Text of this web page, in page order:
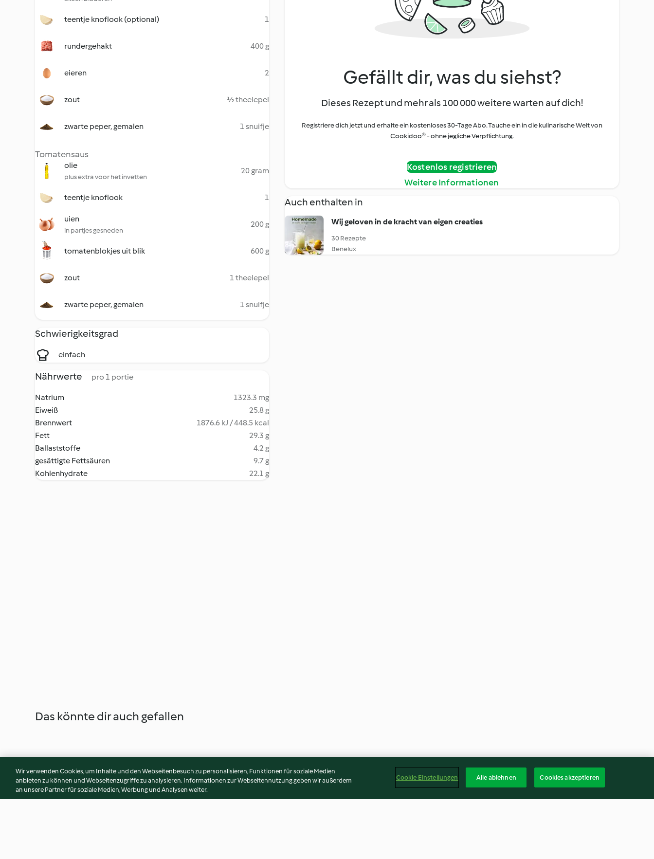
teentje knoflook (optional) 1
rundergehakt 400 g
eieren 2
zout ½ theelepel
zwarte peper, gemalen 1 snuifje
Tomatensaus
olie
plus extra voor het invetten
20 gram
teentje knoflook 1
uien
in partjes gesneden
200 g
tomatenblokjes uit blik 600 g
zout 1 theelepel
zwarte peper, gemalen 1 snuifje
Schwierigkeitsgrad
einfach
Nährwerte pro 1 portie
Natrium
1323.3 mg
Eiweiß
25.8 g
Brennwert
1876.6 kJ / 448.5 kcal
Fett
29.3 g
Ballaststoffe
4.2 g
gesättigte Fettsäuren
9.7 g
Kohlenhydrate
22.1 g
Gefällt dir, was du siehst?
Dieses Rezept und mehr als 100 000 weitere warten auf dich!
Registriere dich jetzt und erhalte ein kostenloses 30-Tage Abo. Tauche ein in die kulinarische Welt von
Cookidoo® - ohne jegliche Verpflichtung.
Kostenlos registrieren
Weitere Informationen
Auch enthalten in
Wij geloven in de kracht van eigen creaties
30 Rezepte
Benelux
Das könnte dir auch gefallen
Wir verwenden Cookies, um Inhalte und den Webseitenbesuch zu personalisieren, Funktionen für soziale Medien
anbieten zu können und Webseitenzugriffe zu analysieren. Informationen zur Webseitennutzung geben wir außerdem
an unsere Partner für soziale Medien, Werbung und Analysen weiter.
Cookie Einstellungen Alle ablehnen Cookies akzeptieren